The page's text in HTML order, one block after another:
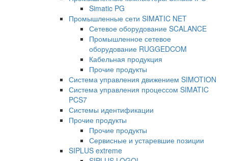
Simatic PG
Промышленные сети SIMATIC NET
Сетевое оборудование SCALANCE
Промышленное сетевое
оборудование RUGGEDCOM
Кабельная продукция
Прочие продукты
Система управления движением SIMOTION
Система управления процессом SIMATIC
PCS7
Системы идентификации
Прочие продукты
Прочие продукты
Сервисные и устаревшие позиции
SIPLUS extreme